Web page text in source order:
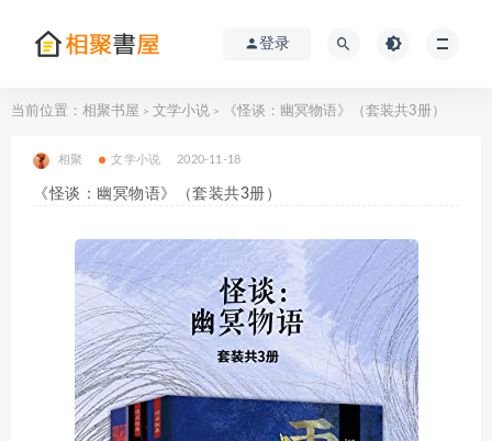
登录
当前位置： 相聚书屋 > 文学小说 > 《怪谈：幽冥物语》（套装共3册）
相聚 文学小说 2020-11-18
《怪谈：幽冥物语》（套装共3册）